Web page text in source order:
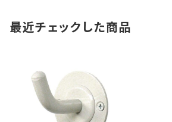
最近チェックした商品